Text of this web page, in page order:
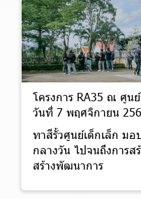
โครงการ RA35 ณ ศูน
วันที่ 7 พฤศจิกายน
ทาสีรั้วศูนย์เด็กเล็ก มอ
กลางวัน ไปจนถึงการส
สร้างพัฒนาการ